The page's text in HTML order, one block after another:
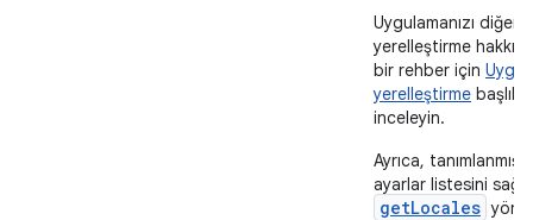
Uygulamanızı diğer
yerelleştirme
bir rehber için
yerelleştirme
inceleyin.
Ayrıca, tanımlanmış
ayarlar listesini
getLocales